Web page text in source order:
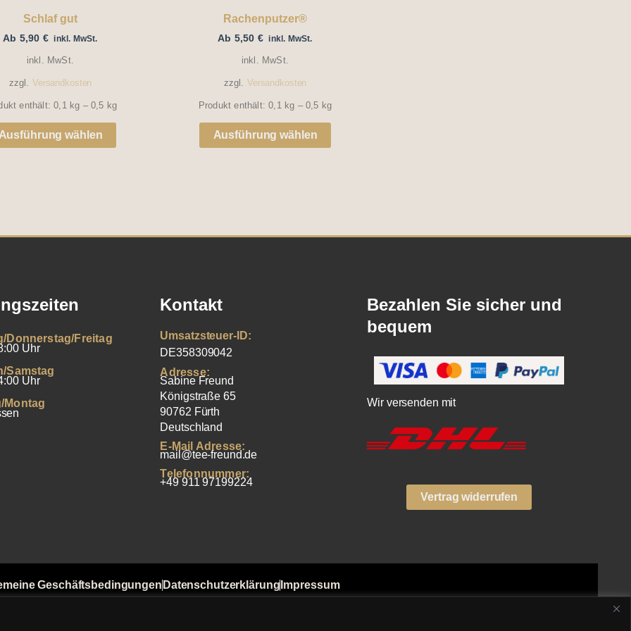
Schlaf gut
Ab 5,90 € inkl. MwSt.
inkl. MwSt.
zzgl. Versandkosten
enthält: 0,1 kg – 0,5 kg
wählen
Rachenputzer®
Ab 5,50 € inkl. MwSt.
inkl. MwSt.
zzgl. Versandkosten
Produkt enthält: 0,1 kg – 0,5 kg
Ausführung wählen
Donnerstag/Freitag
Uhr
Samstag
Uhr
Montag
Kontakt
Umsatzsteuer-ID:
DE358309042
Adresse:
Sabine Freund
Königstraße 65
90762 Fürth
Deutschland
E-Mail Adresse:
mail@tee-freund.de
Telefonnummer:
+49 911 97199224
Bezahlen Sie sicher und
bequem
Wir versenden mit
Vertrag widerrufen
Geschäftsbedingungen Datenschutzerklärung Impressum